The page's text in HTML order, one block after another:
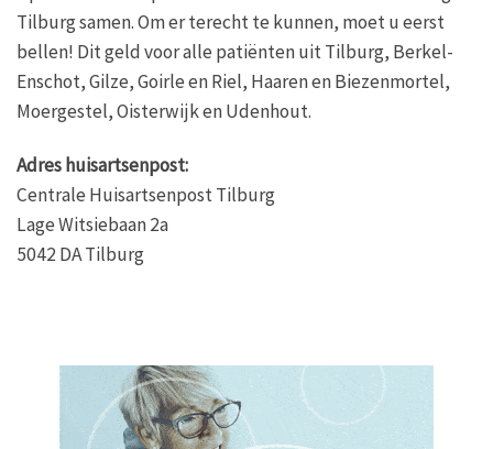
Tilburg samen. Om er terecht te kunnen, moet u eerst
bellen! Dit geld voor alle patiënten uit Tilburg, Berkel-
Enschot, Gilze, Goirle en Riel, Haaren en Biezenmortel,
Moergestel, Oisterwijk en Udenhout.
Adres huisartsenpost:
Centrale Huisartsenpost Tilburg
Lage Witsiebaan 2a
5042 DA Tilburg